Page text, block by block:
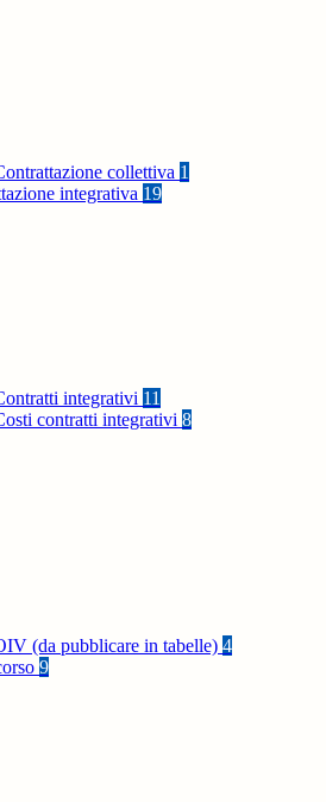
collettiva 1
integrativa 19
integrativi 11
contratti integrativi 8
(da pubblicare in tabelle) 4
9